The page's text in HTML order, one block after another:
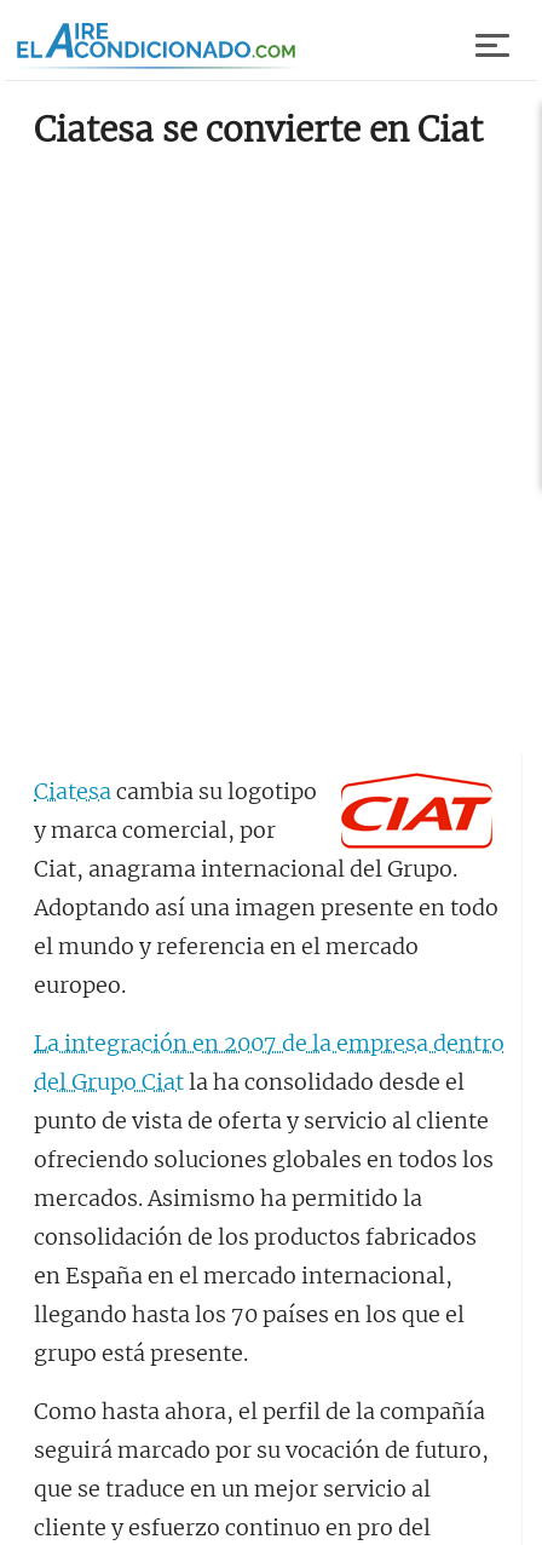
Ciatesa se convierte en Ciat
Ciatesacambia su logotipo
y marca comercial, por
Ciat, anagrama internacional del Grupo.
Adoptando así una imagen presente en todo
el mundo y referencia en el mercado
europeo.
La integración en 2007 de la empresa dentro
del Grupo Ciatla ha consolidado desde el
punto de vista de oferta y servicio al cliente
ofreciendo soluciones globales en todos los
mercados. Asimismo ha permitido la
consolidación de los productos fabricados
en España en el mercado internacional,
llegando hasta los 70 países en los que el
grupo está presente.
Como hasta ahora, el perfil de la compañía
seguirá marcado por su vocación de futuro,
que se traduce en un mejor servicio al
cliente y esfuerzo continuo en pro del